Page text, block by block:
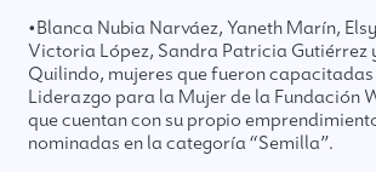
•Blanca Nubia Narváez, Yaneth Marín,
Victoria López, Sandra Patricia Gutiérrez
Quilindo, mujeres que fueron capacitadas
Liderazgo para la Mujer de la Fundación
que cuentan con su propio
nominadas en la categoría “Semilla”.